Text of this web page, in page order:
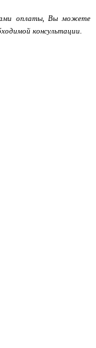
оплаты, Вы можете
консультации.